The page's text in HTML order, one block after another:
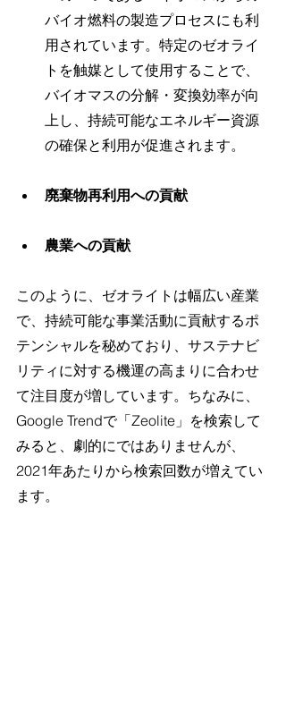
バイオ燃料の製造プロセスにも利
用されています。特定のゼオライ
トを触媒として使用することで、
バイオマスの分解・変換効率が向
上し、持続可能なエネルギー資源
の確保と利用が促進されます。
廃棄物再利用への貢献
農業への貢献
このように、ゼオライトは幅広い産業
で、持続可能な事業活動に貢献するポ
テンシャルを秘めており、サステナビ
リティに対する機運の高まりに合わせ
て注目度が増しています。ちなみに、
Google Trendで「Zeolite」を検索して
みると、劇的にではありませんが、
2021年あたりから検索回数が増えてい
ます。